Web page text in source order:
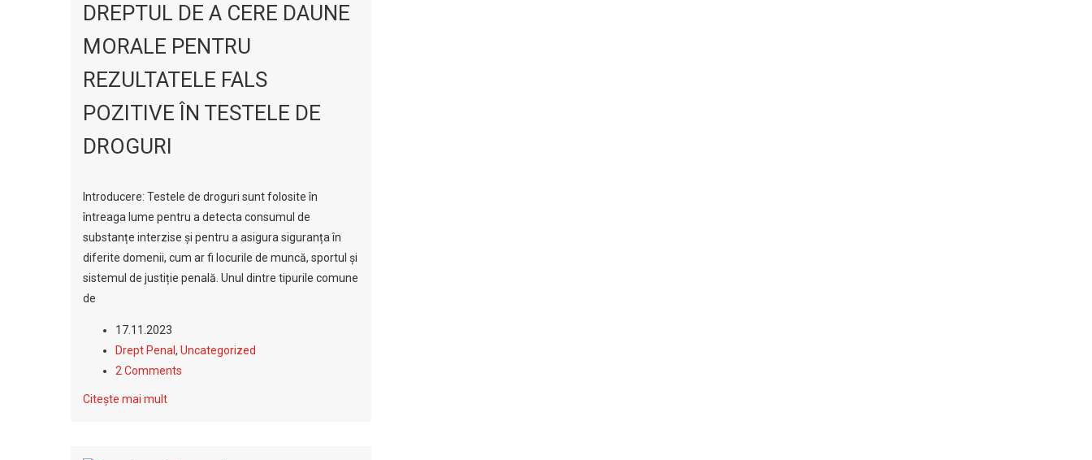
DREPTUL DE A CERE DAUNE
MORALE PENTRU
REZULTATELE FALS
POZITIVE ÎN TESTELE DE
DROGURI
Introducere: Testele de droguri sunt folosite în
întreaga lume pentru a detecta consumul de
substanțe interzise și pentru a asigura siguranța în
diferite domenii, cum ar fi locurile de muncă, sportul și
sistemul de justiție penală. Unul dintre tipurile comune
de
17.11.2023
Drept Penal , Uncategorized
2 Comments
Citește mai mult